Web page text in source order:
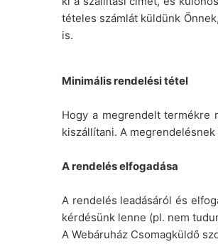
tételes számlát küldünk
is.
Minimális rendelési tétel
Hogy a megrendelt termékre
kiszállítani. A
A rendelés elfogadása
A rendelés leadásáról és
kérdésünk lenne (pl. nem
A Webáruház Csomagküldő